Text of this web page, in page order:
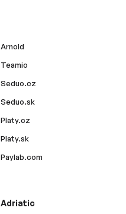
Arnold
Teamio
Seduo.cz
Seduo.sk
Platy.cz
Platy.sk
Paylab.com
Adriatic